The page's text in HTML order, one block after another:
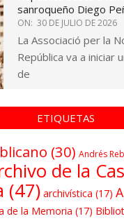
sanroqueño Diego
ON: 30 DE JULIO DE 2026
La Associació per la
República va a iniciar
de
ETIQUETAS
(30) Andrés
de la
(47) archivística (17)
de la Memoria (17)